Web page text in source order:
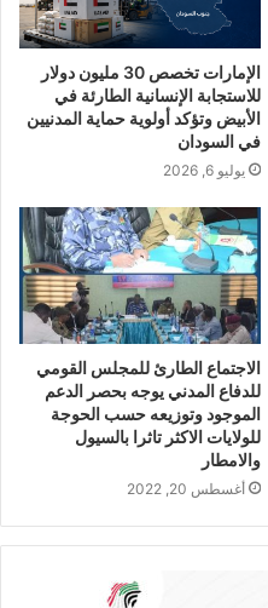
الإمارات تخصص 30 مليون دولار
للاستجابة الإنسانية الطارئة في
الأبيض وتؤكد أولوية حماية المدنيين
في السودان
يوليو 6, 2026
الاجتماع الطارئ للمجلس القومي
للدفاع المدني يوجه بحصر الدعم
الموجود وتوزيعه حسب الحوجة
للولايات الاكثر تاثرا بالسيول
والامطار
أغسطس 20, 2022